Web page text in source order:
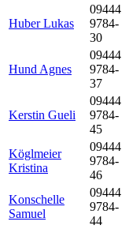
Huber Lukas
09444
9784-
30
Hund Agnes
09444
9784-
37
Kerstin Gueli
09444
9784-
45
Köglmeier
Kristina
09444
9784-
46
Konschelle
Samuel
09444
9784-
44